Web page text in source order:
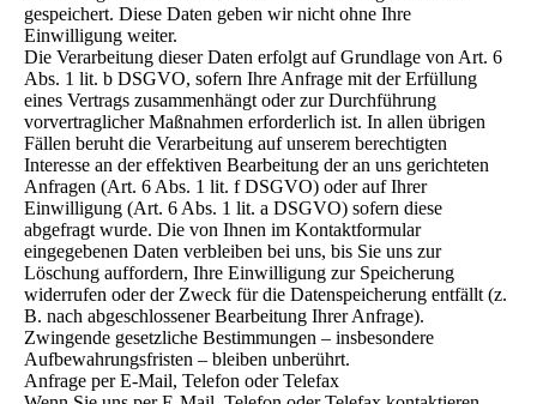
gespeichert. Diese Daten geben wir nicht ohne Ihre
Einwilligung weiter.
Die Verarbeitung dieser Daten erfolgt auf Grundlage von Art. 6
Abs. 1 lit. b DSGVO, sofern Ihre Anfrage mit der Erfüllung
eines Vertrags zusammenhängt oder zur Durchführung
vorvertraglicher Maßnahmen erforderlich ist. In allen übrigen
Fällen beruht die Verarbeitung auf unserem berechtigten
Interesse an der effektiven Bearbeitung der an uns gerichteten
Anfragen (Art. 6 Abs. 1 lit. f DSGVO) oder auf Ihrer
Einwilligung (Art. 6 Abs. 1 lit. a DSGVO) sofern diese
abgefragt wurde. Die von Ihnen im Kontaktformular
eingegebenen Daten verbleiben bei uns, bis Sie uns zur
Löschung auffordern, Ihre Einwilligung zur Speicherung
widerrufen oder der Zweck für die Datenspeicherung entfällt (z.
B. nach abgeschlossener Bearbeitung Ihrer Anfrage).
Zwingende gesetzliche Bestimmungen – insbesondere
Aufbewahrungsfristen – bleiben unberührt.
Anfrage per E-Mail, Telefon oder Telefax